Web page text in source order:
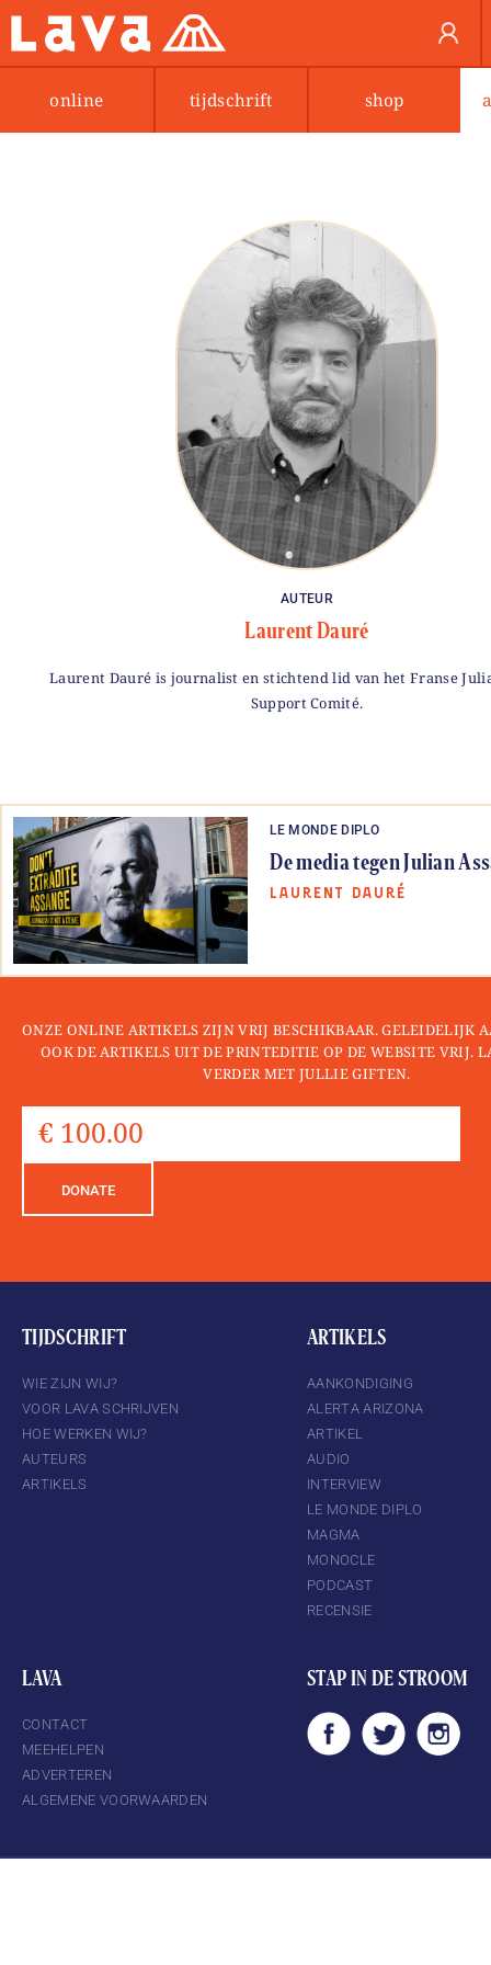
online tijdschrift shop
AUTEUR
Laurent Dauré
Laurent Dauré is journalist en stichtend lid van het Franse
Support Comité.
LE MONDE DIPLO
De media tegen Julian
LAURENT DAURÉ
ONZE ONLINE ARTIKELS ZIJN VRIJ BESCHIKBAAR. GELEIDELIJK
OOK DE ARTIKELS UIT DE PRINTEDITIE OP DE WEBSITE VRIJ.
VERDER MET JULLIE GIFTEN.
DONATE
TIJDSCHRIFT
WIE ZIJN WIJ?
VOOR LAVA SCHRIJVEN
HOE WERKEN WIJ?
AUTEURS
ARTIKELS
ARTIKELS
AANKONDIGING
ALERTA ARIZONA
ARTIKEL
AUDIO
INTERVIEW
LE MONDE DIPLO
MAGMA
MONOCLE
PODCAST
RECENSIE
LAVA
CONTACT
MEEHELPEN
ADVERTEREN
ALGEMENE VOORWAARDEN
STAP IN DE STROOM